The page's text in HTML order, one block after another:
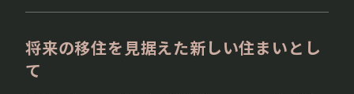
将来の移住を見据えた新しい住まいとし
て